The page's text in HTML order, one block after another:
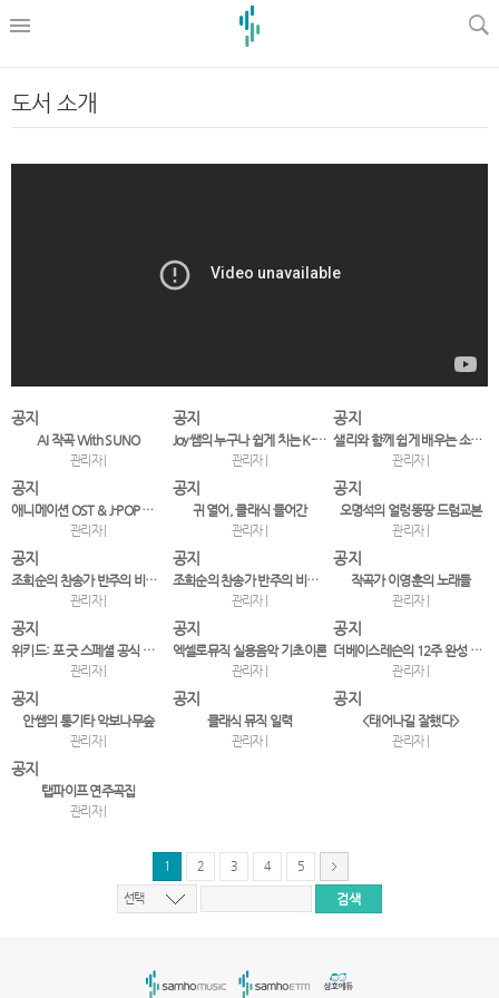
도서 소개
공지
AI 작곡 With SUNO
관리자 |
공지
Joy쌤의 누구나 쉽게 치는 K-POP 시즌11
관리자 |
공지
샐리와 함께 쉽게 배우는 소프라노 리코더 교본
관리자 |
공지
애니메이션 OST & J-POP 베스트 피아노 모음집
관리자 |
공지
귀 열어, 클래식 들어간
관리자 |
공지
오명석의 얼렁뚱땅 드럼교본
관리자 |
공지
조희순의 찬송가 반주의 비밀 2권
관리자 |
공지
조희순의 찬송가 반주의 비밀 1권
관리자 |
공지
작곡가 이영훈의 노래들
관리자 |
공지
위키드: 포 굿 스페셜 공식 굿즈 풀 패키지
관리자 |
공지
엑셀로뮤직 실용음악 기초이론
관리자 |
공지
더베이스레슨의 12주 완성 베이스 기타
관리자 |
공지
안쌤의 통기타 악보나무숲
관리자 |
공지
클래식 뮤직 일력
관리자 |
공지
<태어나길 잘했다>
관리자 |
공지
탭파이프 연주곡집
관리자 |
1 2 3 4 5
선택